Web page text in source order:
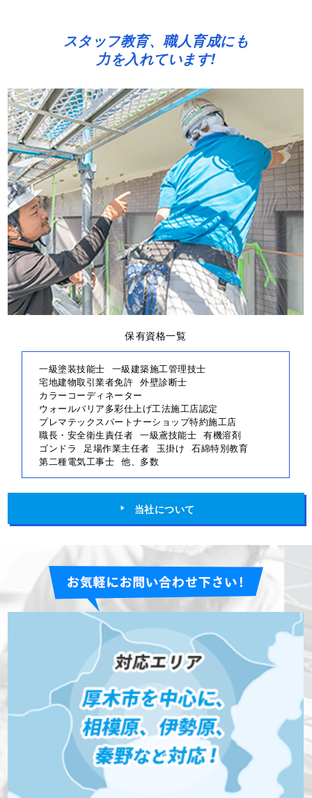
スタッフ教育、職人育成にも
力を入れています!
保有資格一覧
一級塗装技能士 一級建築施工管理技士
宅地建物取引業者免許 外壁診断士
カラーコーディネーター
ウォールバリア多彩仕上げ工法施工店認定
プレマテックスパートナーショップ特約施工店
職長・安全衛生責任者 一級鳶技能士 有機溶剤
ゴンドラ
足場作業主任者 玉掛け 石綿特別教育
第二種電気工事士 他、多数
当社について